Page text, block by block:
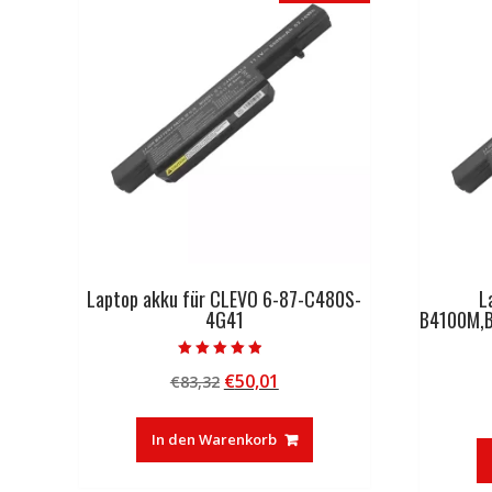
Laptop akku für CLEVO 6-87-C480S-
4G41
4.50
von 5
€83,32 Ursprünglicher
war:
€83,32
€50,01
ist:
€50,01.
In den Warenkorb